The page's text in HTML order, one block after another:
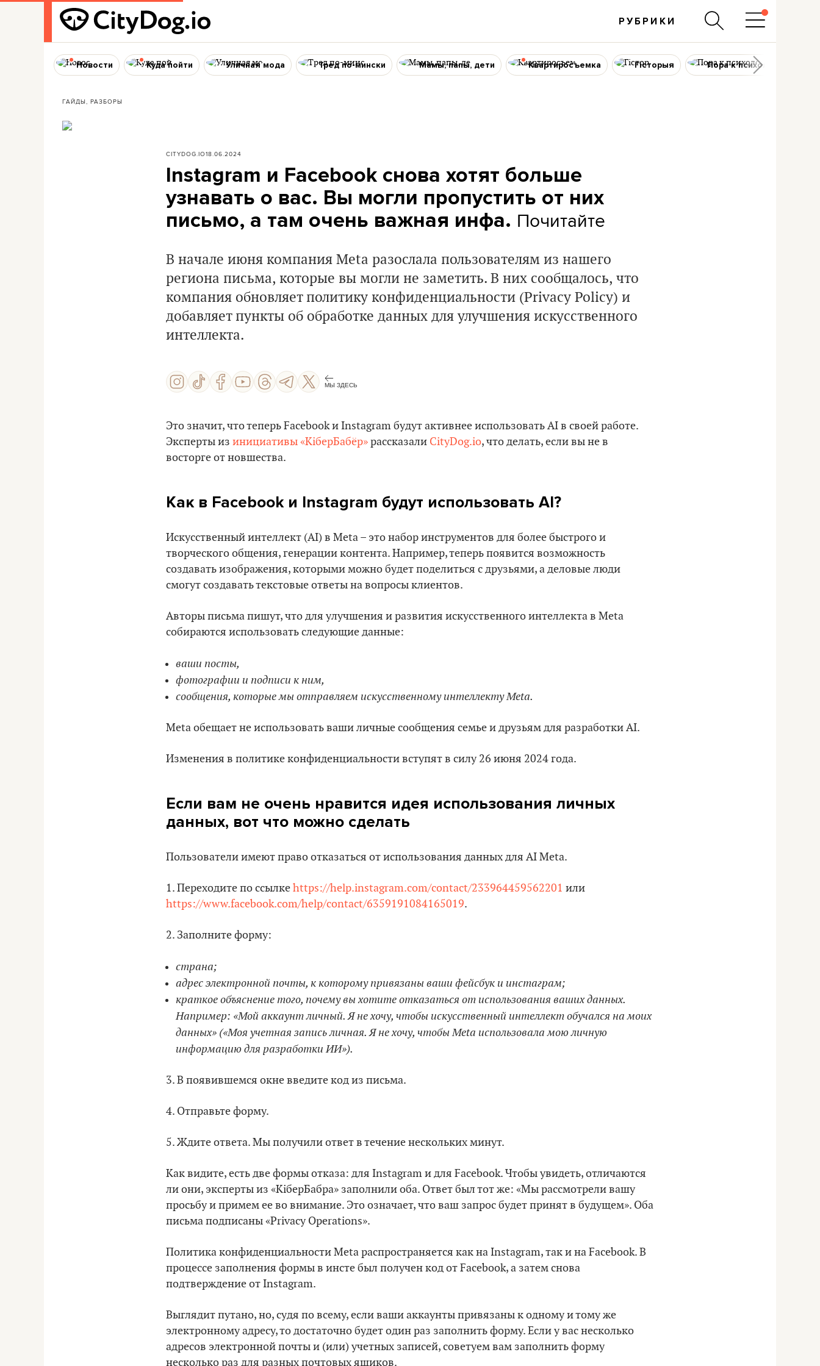
РУБРИКИ
Новости Куда пойти Уличная мода Тред по-мински Мамы, папы, дети Квартиросъемка Гісторыя Пора к психологу
ГАЙДЫ, РАЗБОРЫ
CITYDOG.IO18.06.2024
Instagram и Facebook снова хотят больше
узнавать о вас. Вы могли пропустить от них
письмо, а там очень важная инфа. Почитайте
В начале июня компания Meta разослала пользователям из нашего
региона письма, которые вы могли не заметить. В них сообщалось, что
компания обновляет политику конфиденциальности (Privacy Policy) и
добавляет пункты об обработке данных для улучшения искусственного
интеллекта.
МЫ ЗДЕСЬ
Это значит, что теперь Facebook и Instagram будут активнее использовать AI в своей работе.
Эксперты из инициативы «КіберБабёр»рассказали CityDog.io, что делать, если вы не в
восторге от новшества.
Как в Facebook и Instagram будут использовать AI?
Искусственный интеллект (AI) в Meta – это набор инструментов для более быстрого и
творческого общения, генерации контента. Например, теперь появится возможность
создавать изображения, которыми можно будет поделиться с друзьями, а деловые люди
смогут создавать текстовые ответы на вопросы клиентов.
Авторы письма пишут, что для улучшения и развития искусственного интеллекта в Meta
собираются использовать следующие данные:
ваши посты,
фотографии и подписи к ним,
сообщения, которые мы отправляем искусственному интеллекту Meta.
Meta обещает не использовать ваши личные сообщения семье и друзьям для разработки AI.
Изменения в политике конфиденциальности вступят в силу 26 июня 2024 года.
Если вам не очень нравится идея использования личных
данных, вот что можно сделать
Пользователи имеют право отказаться от использования данных для AI Meta.
1. Переходите по ссылкеhttps://help.instagram.com/contact/233964459562201 или
https://www.facebook.com/help/contact/6359191084165019.
2. Заполните форму:
страна;
адрес электронной почты, к которому привязаны ваши фейсбук и инстаграм;
краткое объяснение того, почему вы хотите отказаться от использования ваших данных.
Например: «Мой аккаунт личный. Я не хочу, чтобы искусственный интеллект обучался на моих
данных» («Моя учетная запись личная. Я не хочу, чтобы Meta использовала мою личную
информацию для разработки ИИ»).
3. В появившемся окне введите код из письма.
4. Отправьте форму.
5. Ждите ответа. Мы получили ответ в течение нескольких минут.
Как видите, есть две формы отказа: для Instagram и для Facebook. Чтобы увидеть, отличаются
ли они, эксперты из «КіберБабра» заполнили оба. Ответ был тот же: «Мы рассмотрели вашу
просьбу и примем ее во внимание. Это означает, что ваш запрос будет принят в будущем». Оба
письма подписаны «Privacy Operations».
Политика конфиденциальности Meta распространяется как на Instagram, так и на Facebook. В
процессе заполнения формы в инсте был получен код от Facebook, а затем снова
подтверждение от Instagram.
Выглядит путано, но, судя по всему, если ваши аккаунты привязаны к одному и тому же
электронному адресу, то достаточно будет один раз заполнить форму. Если у вас несколько
адресов электронной почты и (или) учетных записей, советуем вам заполнить форму
несколько раз для разных почтовых ящиков.